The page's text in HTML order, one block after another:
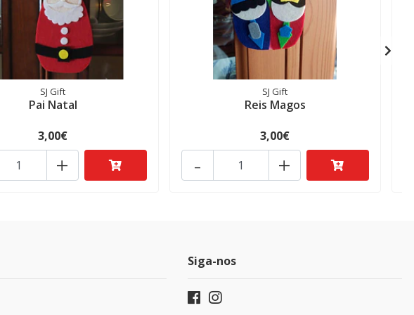
SJ Gift
Pai Natal
3,00€
+
SJ Gift
Reis Magos
3,00€
+
-
Siga-nos